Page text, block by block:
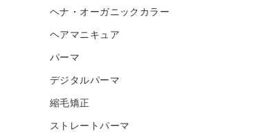
ヘナ・オーガニックカラー
ヘアマニキュア
パーマ
デジタルパーマ
縮毛矯正
ストレートパーマ